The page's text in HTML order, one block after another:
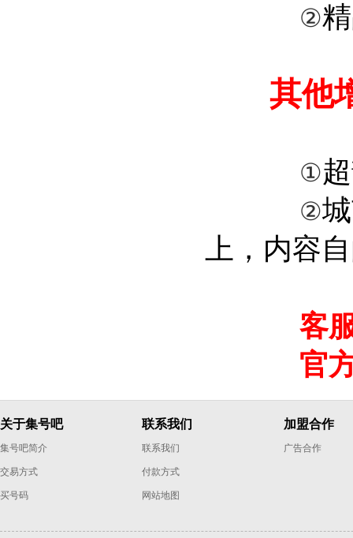
②
其他
①
②
上，内容
客服电
官方微
关于集号吧
集号吧简介
交易方式
买号码
联系我们
联系我们
付款方式
网站地图
加盟合作
广告合作